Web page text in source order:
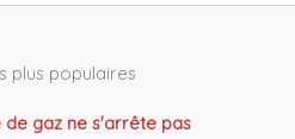
plus populaires
de gaz ne s'arrête pas